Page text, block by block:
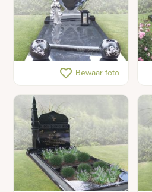
Grafsteen met hart en
favorite_border Bewaar foto